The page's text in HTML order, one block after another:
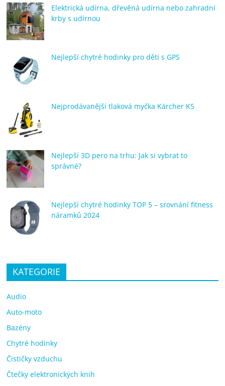
Elektrická udírna, dřevěná udírna nebo zahradní
krby s udírnou
Nejlepší chytré hodinky pro děti s GPS
Nejprodávanější tlaková myčka Kärcher K5
Nejlepší 3D pero na trhu: Jak si vybrat to
správné?
Nejlepší chytré hodinky TOP 5 – srovnání fitness
náramků 2024
KATEGORIE
Audio
Auto-moto
Bazény
Chytré hodinky
Čističky vzduchu
Čtečky elektronických knih